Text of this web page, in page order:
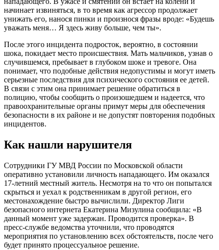
начинает извиняться, в то время как агрессор продолжает
унижать его, нанося пинки и произнося фразы вроде: «Будешь
уважать меня… Я здесь живу больше, чем ты».
После этого инцидента подросток, вероятно, в состоянии
шока, покидает место происшествия. Мать мальчиков, узнав о
случившемся, пребывает в глубоком шоке и тревоге. Она
понимает, что подобные действия недопустимы и могут иметь
серьезные последствия для психического состояния ее детей.
В связи с этим она принимает решение обратиться в
полицию, чтобы сообщить о произошедшем и надеется, что
правоохранительные органы примут меры для обеспечения
безопасности в их районе и не допустят повторения подобных
инцидентов.
Как нашли нарушителя
Сотрудники ГУ МВД России по Московской области
оперативно установили личность нападающего. Им оказался
17-летний местный житель. Несмотря на то что он попытался
скрыться и уехал к родственникам в другой регион, его
местонахождение быстро вычислили. Директор Лиги
безопасного интернета Екатерина Мизулина сообщила: «В
данный момент уже задержан. Проводится проверка». В
пресс-службе ведомства уточнили, что проводятся
мероприятия по установлению всех обстоятельств, после чего
будет принято процессуальное решение.